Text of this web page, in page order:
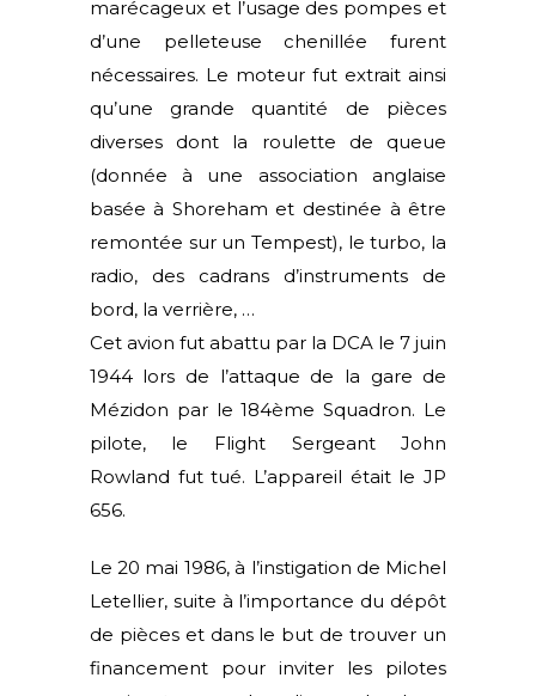
marécageux et l’usage des pompes et
d’une pelleteuse chenillée furent
nécessaires. Le moteur fut extrait ainsi
qu’une grande quantité de pièces
diverses dont la roulette de queue
(donnée à une association anglaise
basée à Shoreham et destinée à être
remontée sur un Tempest), le turbo, la
radio, des cadrans d’instruments de
bord, la verrière, …
Cet avion fut abattu par la DCA le 7 juin
1944 lors de l’attaque de la gare de
Mézidon par le 184ème Squadron. Le
pilote, le Flight Sergeant John
Rowland fut tué. L’appareil était le JP
656.
Le 20 mai 1986, à l’instigation de Michel
Letellier, suite à l’importance du dépôt
de pièces et dans le but de trouver un
financement pour inviter les pilotes